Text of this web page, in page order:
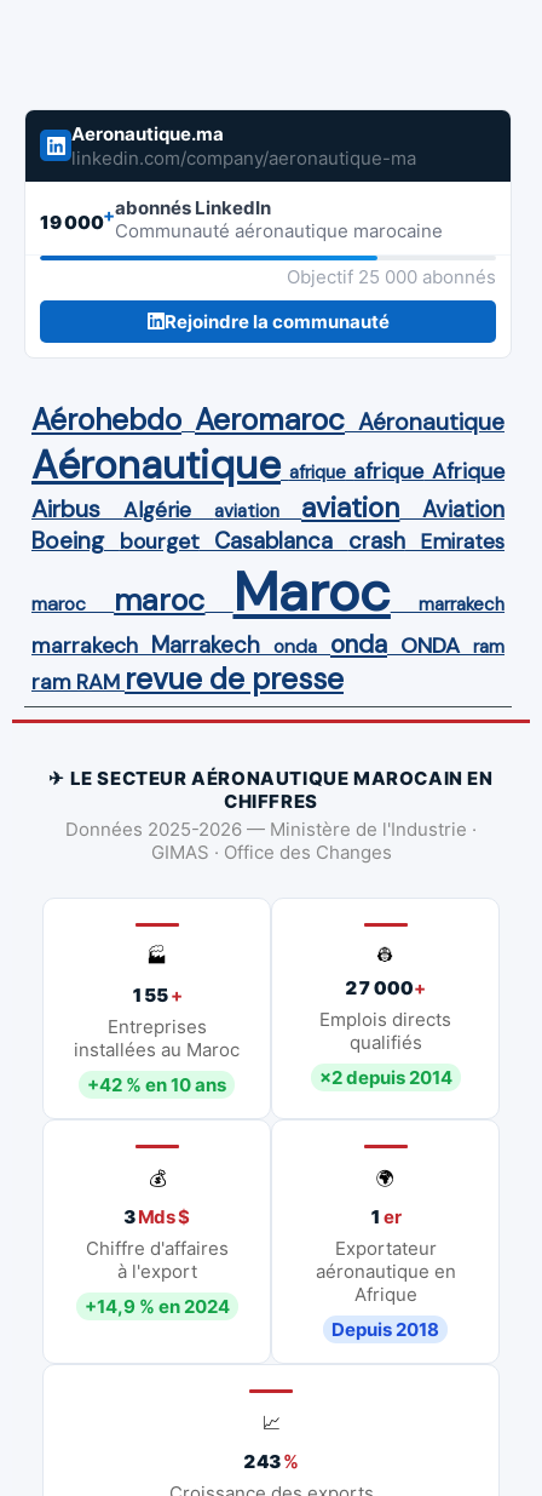
Aeronautique.ma
linkedin.com/company/aeronautique-ma
19 000+abonnés LinkedIn
Communauté aéronautique marocaine
Objectif 25 000 abonnés
Rejoindre la communauté
Aérohebdo Aeromaroc Aéronautique
Aéronautique afrique afrique Afrique
Airbus Algérie aviation aviation Aviation
Boeing bourget Casablanca crash Emirates
maroc maroc Maroc marrakech
marrakech Marrakech onda onda ONDA ram
ram RAM revue de presse
✈ LE SECTEUR AÉRONAUTIQUE MAROCAIN EN
CHIFFRES
Données 2025-2026 — Ministère de l'Industrie ·
GIMAS · Office des Changes
🏭
155+
Entreprises
installées au Maroc
+42 % en 10 ans
👷
27 000+
Emplois directs
qualifiés
×2 depuis 2014
💰
3Mds $
Chiffre d'affaires
à l'export
+14,9 % en 2024
🌍
1 er
Exportateur
aéronautique en
Afrique
Depuis 2018
📈
243%